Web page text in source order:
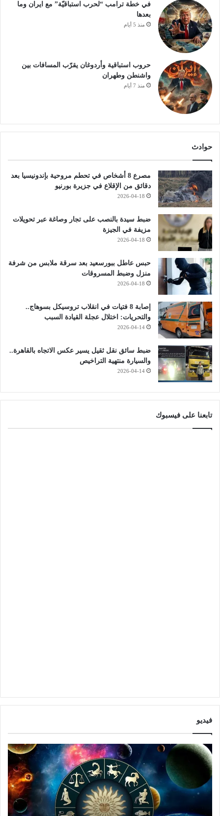
في خطة ترامب “لحرب استباقيّة” مع ايران وما
بعدها
منذ 5 أيام
حروب استباقية وأردوغان يقرّب المسافات بين
واشنطن وطهران
منذ 7 أيام
حوادث
مصرع 8 أشخاص في تحطم مروحية بإندونيسيا بعد
دقائق من الإقلاع في جزيرة بورنيو
2026-04-18
ضبط سيدة بالنصب على تجار وصاغة عبر تحويلات
مزيفة في الجيزة
2026-04-18
حبس عاطل ببورسعيد بعد سرقة ملابس من شرفة
منزل وضبط المسروقات
2026-04-18
إصابة 8 فتيات في انقلاب تروسيكل بسوهاج..
والتحريات: اختلال عجلة القيادة السبب
2026-04-14
ضبط سائق نقل ثقيل يسير عكس الاتجاه بالقاهرة..
والسيارة منتهية التراخيص
2026-04-14
تابعنا على فيسبوك
فيديو
ب
ر
ا
ج